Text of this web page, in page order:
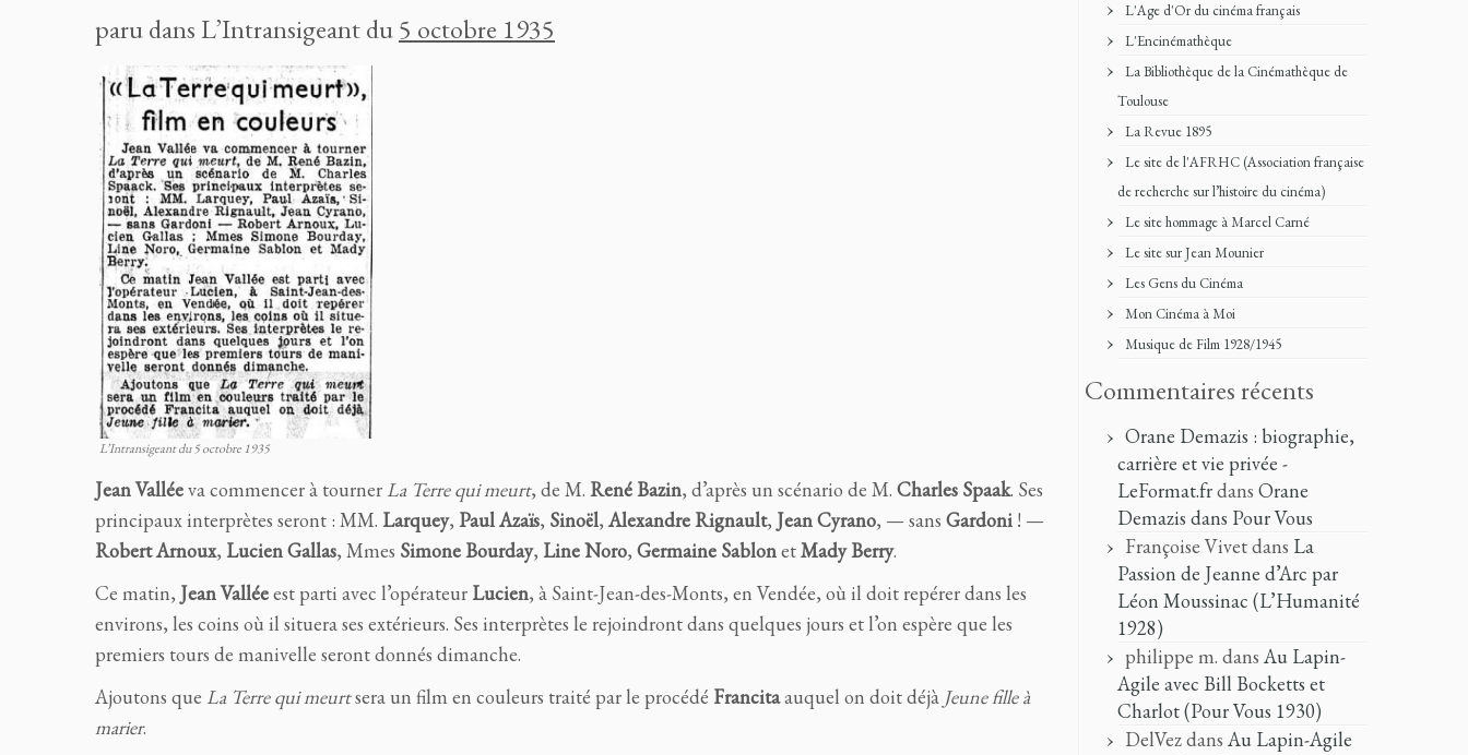
paru dans L’Intransigeant du5 octobre 1935
L’Intransigeant du 5 octobre 1935
Jean Valléeva commencer à tournerLa Terre quimeurt, de M. René Bazin, d’après un scénario de M. Charles Spaak. Ses
principaux interprètes seront : MM. Larquey, Paul Azaïs, Sinoël,Alexandre Rignault, Jean Cyrano, — sans Gardoni ! —
Robert Arnoux, Lucien Gallas, Mmes Simone Bourday, Line Noro, Germaine SablonetMady Berry.
Ce matin, Jean Valléeest parti avec l’opérateur Lucien, à Saint-Jean-des-Monts, en Vendée, où il doit repérer dans les
environs, les coins où il situera ses extérieurs. Ses interprètes le rejoindront dans quelques jours et l’on espère que les
premiers tours de manivelle seront donnés dimanche.
Ajoutons que La Terre quimeurtsera un film en couleurs traité par le procédé Francitaauquel on doit déjà Jeune fille à
marier.
L'Age d'Or du cinéma français
L'Encinémathèque
La Bibliothèque de la Cinémathèque de
Toulouse
La Revue 1895
Le site de l'AFRHC (Association française
de recherche sur l’histoire du cinéma)
Le site hommage à Marcel Carné
Le site sur Jean Mounier
Les Gens du Cinéma
Mon Cinéma à Moi
Musique de Film 1928/1945
Commentaires récents
Orane Demazis : biographie,
carrière et vie privée -
LeFormat.frdans Orane
Demazis dans Pour Vous
Françoise Vivetdans La
Passion de Jeanne d’Arc par
Léon Moussinac (L’Humanité
1928)
philippe m. dans Au Lapin-
Agile avec Bill Bocketts et
Charlot (Pour Vous 1930)
DelVezdans Au Lapin-Agile